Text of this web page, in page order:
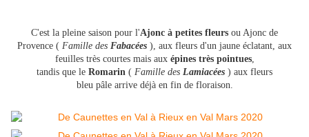
C'est la pleine saison pour l'Ajonc à petites fleurs ou Ajonc de
Provence ( Famille des Fabacées ), aux fleurs d'un jaune éclatant, aux
feuilles très courtes mais aux épines très pointues,
tandis que le Romarin ( Famille des Lamiacées ) aux fleurs
bleu pâle arrive déjà en fin de floraison.